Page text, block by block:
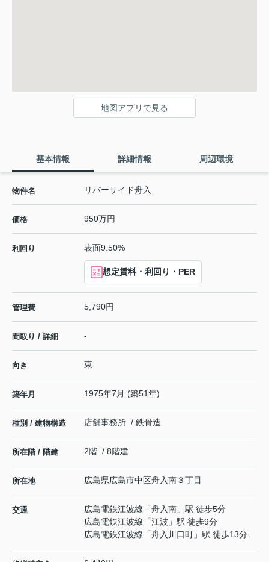
地図アプリで見る
基本情報 詳細情報 周辺環境
物件名 リバーサイド舟入
価格 950万円
利回り 表面9.50%
想定賃料・利回り・PER
管理費 5,790円
間取り / 詳細 -
向き 東
築年月 1975年7月 (築51年)
種別 / 建物構造 店舗事務所 / 鉄骨造
所在階 / 階建 2階 / 8階建
所在地 広島県広島市中区舟入南３丁目
交通 広島電鉄江波線 「舟入南 」駅 徒歩5分
広島電鉄江波線 「江波 」駅 徒歩9分
広島電鉄江波線 「舟入川口町 」駅 徒歩13分